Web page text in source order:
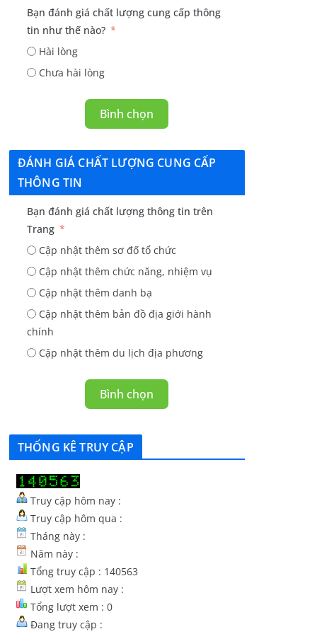
Bạn đánh giá chất lượng cung cấp thông
tin như thế nào?
Hài lòng
Chưa hài lòng
Bình chọn
ĐÁNH GIÁ CHẤT LƯỢNG CUNG CẤP
THÔNG TIN
Bạn đánh giá chất lượng thông tin trên
Trang
Cập nhật thêm sơ đố tổ chức
Cập nhật thêm chức năng, nhiệm vụ
Cập nhật thêm danh bạ
Cập nhật thêm bản đồ địa giới hành
chính
Cập nhật thêm du lịch địa phương
Bình chọn
THỐNG KÊ TRUY CẬP
Truy cập hôm nay :
Truy cập hôm qua :
Tháng này :
Năm này :
Tổng truy cập : 140563
Lượt xem hôm nay :
Tổng lượt xem : 0
Đang truy cập :